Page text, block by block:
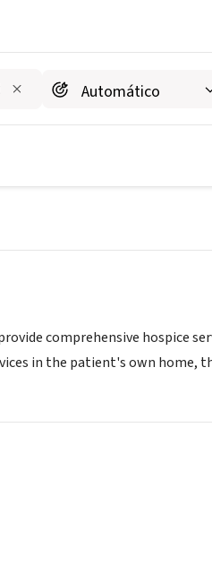
comprehensive hospice
in the patient's own home,